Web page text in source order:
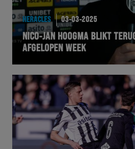
HERACLES 03-03-2025
NICO-JAN HOOGMA BLIKT
AFGELOPEN WEEK